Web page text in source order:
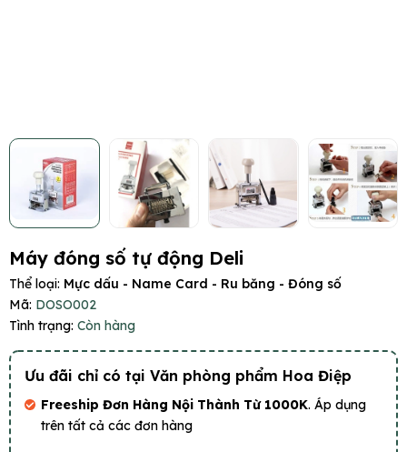
Máy đóng số tự động Deli
Thể loại: Mực dấu - Name Card - Ru băng - Đóng số
Mã: DOSO002
Tình trạng: Còn hàng
Ưu đãi chỉ có tại Văn phòng phẩm Hoa Điệp
Freeship Đơn Hàng Nội Thành Từ 1000K. Áp dụng
trên tất cả các đơn hàng